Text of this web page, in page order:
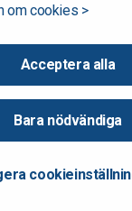
om cookies >
Acceptera alla
Bara nödvändiga
Service fattade
på det tidigare
kreditbetyget
om saken på sin